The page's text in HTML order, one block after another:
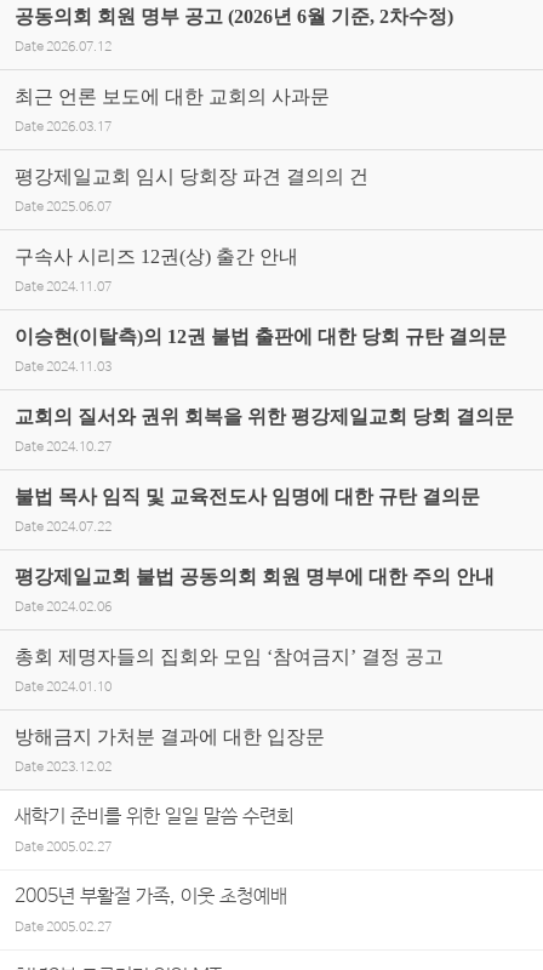
공동의회 회원 명부 공고 (2026년 6월 기준, 2차수정)
Date 2026.07.12
최근 언론 보도에 대한 교회의 사과문
Date 2026.03.17
평강제일교회 임시 당회장 파견 결의의 건
Date 2025.06.07
구속사 시리즈 12권(상) 출간 안내
Date 2024.11.07
이승현(이탈측)의 12권 불법 출판에 대한 당회 규탄 결의문
Date 2024.11.03
교회의 질서와 권위 회복을 위한 평강제일교회 당회 결의문
Date 2024.10.27
불법 목사 임직 및 교육전도사 임명에 대한 규탄 결의문
Date 2024.07.22
평강제일교회 불법 공동의회 회원 명부에 대한 주의 안내
Date 2024.02.06
총회 제명자들의 집회와 모임 ‘참여금지’ 결정 공고
Date 2024.01.10
방해금지 가처분 결과에 대한 입장문
Date 2023.12.02
새학기 준비를 위한 일일 말씀 수련회
Date2005.02.27
2005년 부활절 가족, 이웃 초청예배
Date2005.02.27